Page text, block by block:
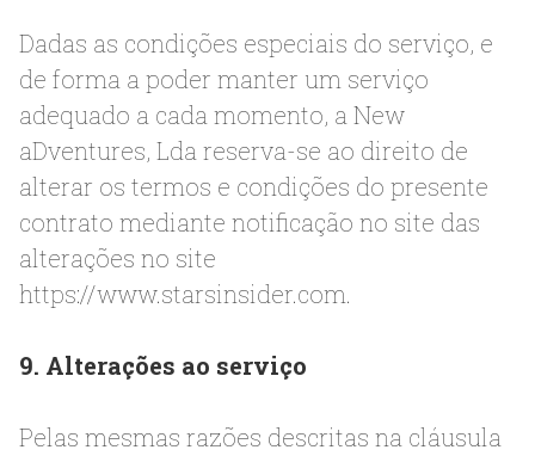
Dadas as condições especiais do serviço, e
de forma a poder manter um serviço
adequado a cada momento, a New
aDventures, Lda reserva-se ao direito de
alterar os termos e condições do presente
contrato mediante notificação no site das
alterações no site
https://www.starsinsider.com.
9. Alterações ao serviço
Pelas mesmas razões descritas na cláusula